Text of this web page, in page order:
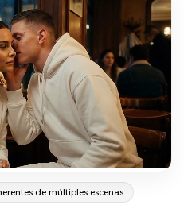
de múltiples escenas